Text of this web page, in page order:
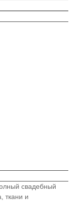
свадебный
ткани и